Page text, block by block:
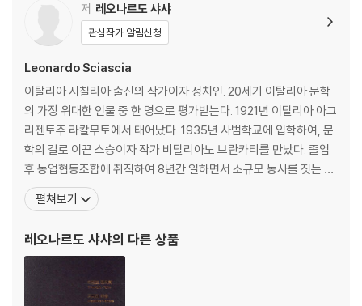
저 레오나르도 샤샤
관심작가 알림신청
Leonardo Sciascia
이탈리아 시칠리아 출신의 작가이자 정치인. 20세기 이탈리아 문학
의 가장 위대한 인물 중 한 명으로 평가받는다. 1921년 이탈리아 아그
리젠토주 라칼무토에서 태어났다. 1935년 사범학교에 입학하여, 문
학의 길로 이끈 스승이자 작가 비탈리아노 브란카티를 만났다. 졸업
후 농업협동조합에 취직하여 8년간 일하면서 소규모 농사를 짓는 농
촌의 현실에 깊이 공감하게 되었다. 1949년부터 초등학교에서 교사
로 근무했다. 1950년 『독재의 우화』를 출간하면서 작가의 길로 들어
교구』(1956)로 큰 성공을 거두었다. 르포르타
펼쳐보기
레오나르도 샤샤의 다른 상품